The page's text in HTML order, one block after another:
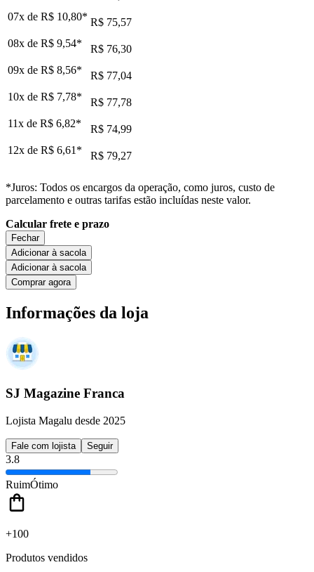
07x de R$ 10,80* R$ 75,57
08x de R$ 9,54*
R$ 76,30
09x de R$ 8,56*
R$ 77,04
10x de R$ 7,78*
R$ 77,78
11x de R$ 6,82*
R$ 74,99
12x de R$ 6,61 * R$ 79,27
*Juros: Todos os encargos da operação, como juros, custo de
parcelamento e outras tarifas estão incluídas neste valor.
Calcular frete e prazo
Fechar
Adicionar à sacola
Adicionar à sacola
Comprar agora
Informações da loja
SJ Magazine Franca
Lojista Magalu desde 2025
Fale com lojista Seguir
3.8
RuimÓtimo
+100
Produtos vendidos